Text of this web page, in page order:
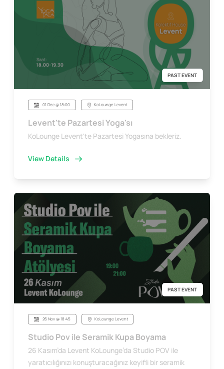
PAST EVENT
01 Dec @ 18:00 KoLounge Levent
Levent'te Pazartesi Yoga'sı
KoLounge Levent'te Pazartesi Yogasına bekleriz.
View Details
PAST EVENT
26 Nov @ 18:45 KoLounge Levent
Studio Pov ile Seramik Kupa Boyama
26 Kasım’da Levent KoLounge’da Studio POV ile
yaratıcılığınızı konuşturacağınız keyifli bir seramik